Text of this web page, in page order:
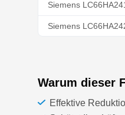
Siemens
Siemens
Siemens
Warum dieser
Effektive